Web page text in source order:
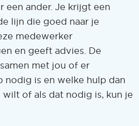
een ander. Je krijgt een
lijn die goed naar je
medewerker
en geeft advies. De
met jou of er
nodig is en welke hulp dan
wilt of als dat nodig is, kun je